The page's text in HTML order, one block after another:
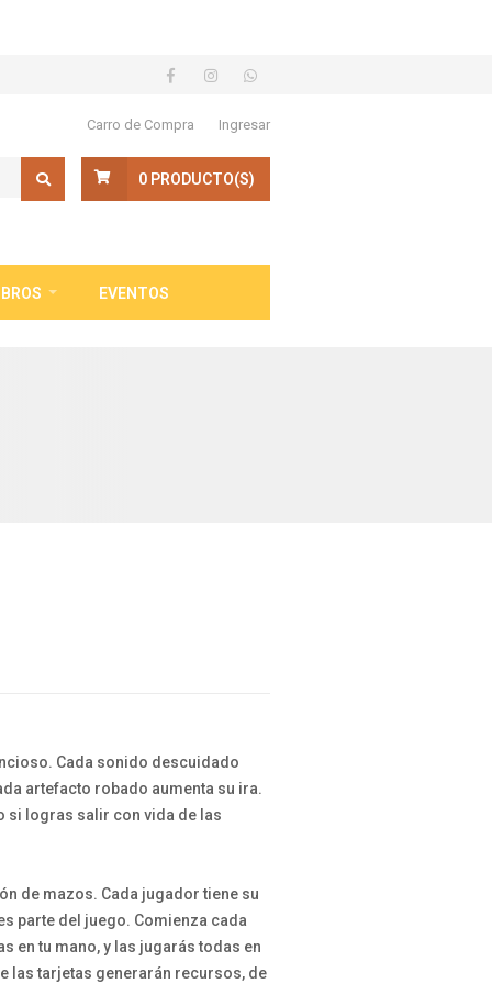
Carro de Compra Ingresar
0 PRODUCTO(S)
EVENTOS
Cada sonido descuidado
artefacto robado aumenta su ira.
si logras salir con vida de las
de mazos. Cada jugador tiene su
parte del juego. Comienza cada
en tu mano, y las jugarás todas en
las tarjetas generarán recursos, de